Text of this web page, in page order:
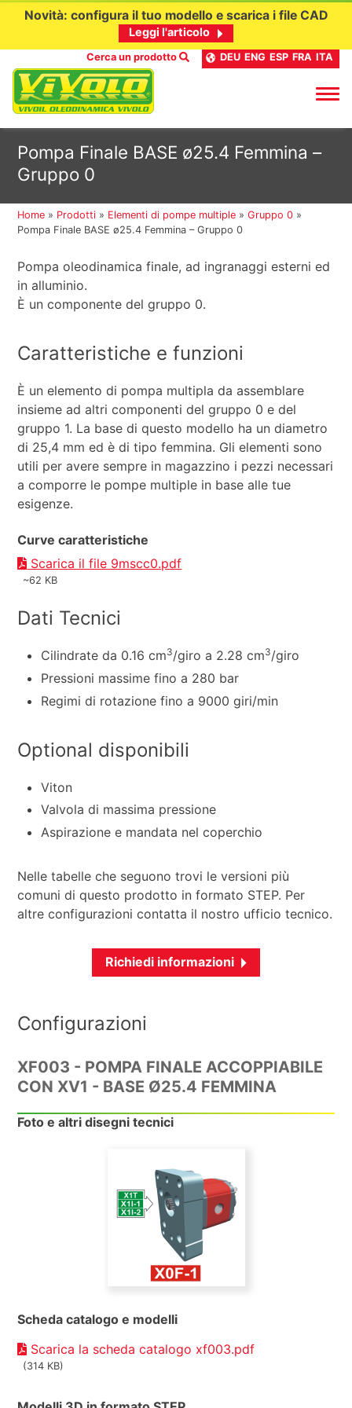
contenuto
Novità: configura il tuo modello e scarica i file CAD
Leggi l'articolo
Cerca un prodotto DEU ENG ESP FRA ITA
Pompa Finale BASE ø25.4 Femmina –
Gruppo 0
Home » Prodotti » Elementi di pompe multiple »Gruppo 0 »
Pompa Finale BASE ø25.4 Femmina – Gruppo 0
Pompa oleodinamica finale, ad ingranaggi esterni ed
in alluminio.
È un componente del gruppo 0.
Caratteristiche e funzioni
È un elemento di pompa multipla da assemblare
insieme ad altri componenti del gruppo 0 e del
gruppo 1. La base di questo modello ha un diametro
di 25,4 mm ed è di tipo femmina. Gli elementi sono
utili per avere sempre in magazzino i pezzi necessari
a comporre le pompe multiple in base alle tue
esigenze.
Curve caratteristiche
Scarica il file 9mscc0.pdf
~62 KB
Dati Tecnici
Cilindrate da 0.16 cm3/giro a 2.28 cm3/giro
Pressioni massime fino a 280 bar
Regimi di rotazione fino a 9000 giri/min
Optional disponibili
Viton
Valvola di massima pressione
Aspirazione e mandata nel coperchio
Nelle tabelle che seguono trovi le versioni più
comuni di questo prodotto in formato STEP. Per
altre configurazioni contatta il nostro ufficio tecnico.
Richiedi informazioni
Configurazioni
XF003 - POMPA FINALE ACCOPPIABILE
CON XV1 - BASE Ø25.4 FEMMINA
Foto e altri disegni tecnici
Scheda catalogo e modelli
Scarica la scheda catalogo xf003.pdf
(314 KB)